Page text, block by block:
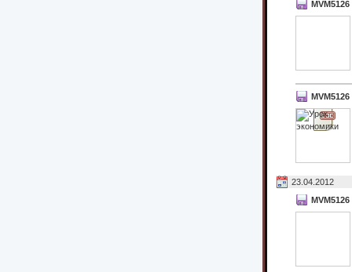
MVM5126
MVM5126
23.04.2012
MVM5126